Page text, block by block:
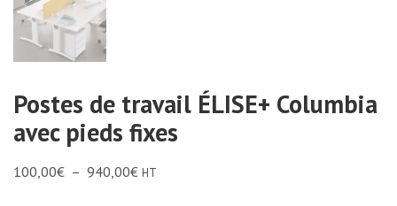
Postes de travail ÉLISE+ Columbia
avec pieds fixes
100,00€ – 940,00€ HT